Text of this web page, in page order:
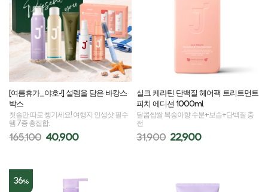
[여름휴가_야호-!] 설렘을 담은 바캉스
박스
칫솔만 따로 챙기세요! 여행지 인생샷 필수
템 7종 총집합.
165,100 40,900
실크 케라틴 단백질 헤어팩 트리트먼트
피치 에디션 1000ml
달콤쌉쌀 복숭아향 수분+보습+단백질 충
전
31,900 22,900
36%